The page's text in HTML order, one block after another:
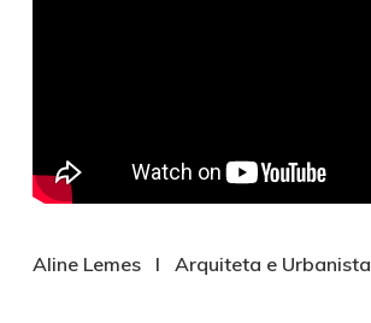
Aline Lemes l Arquiteta e Urbanista